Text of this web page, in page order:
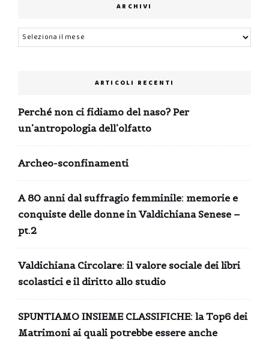
ARCHIVI
Archivi
ARTICOLI RECENTI
Perché non ci fidiamo del naso? Per
un’antropologia dell’olfatto
Archeo-sconfinamenti
A 80 anni dal suffragio femminile: memorie e
conquiste delle donne in Valdichiana Senese –
pt.2
Valdichiana Circolare: il valore sociale dei libri
scolastici e il diritto allo studio
SPUNTIAMO INSIEME CLASSIFICHE: la Top6 dei
Matrimoni ai quali potrebbe essere anche